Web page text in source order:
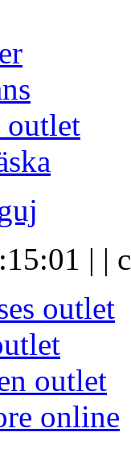
| |
outlet
outlet
online